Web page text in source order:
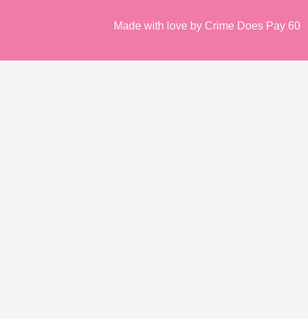
Made with love by Crime Does Pay 60